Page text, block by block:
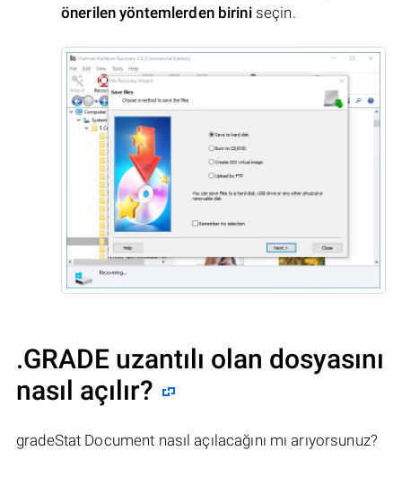
önerilen yöntemlerden biriniseçin.
.GRADE uzantılı olan dosyasını
nasıl açılır?
gradeStat Document nasıl açılacağını mı arıyorsunuz?